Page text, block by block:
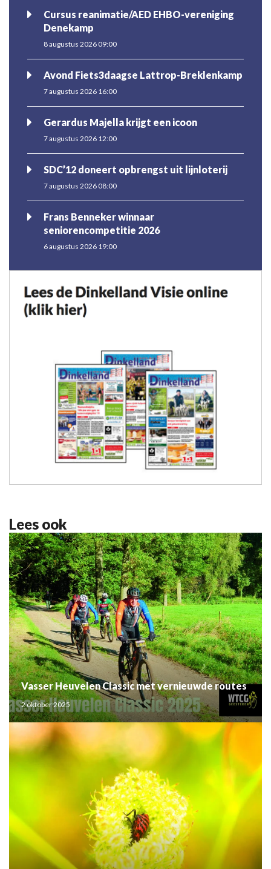
Cursus reanimatie/AED EHBO-vereniging
Denekamp
8 augustus 2026 09:00
Avond Fiets3daagse Lattrop-Breklenkamp
7 augustus 2026 16:00
Gerardus Majella krijgt een icoon
7 augustus 2026 12:00
SDC’12 doneert opbrengst uit lijnloterij
7 augustus 2026 08:00
Frans Benneker winnaar
seniorencompetitie 2026
6 augustus 2026 19:00
Lees ook
Vasser Heuvelen Classic met vernieuwde routes
2 oktober 2025